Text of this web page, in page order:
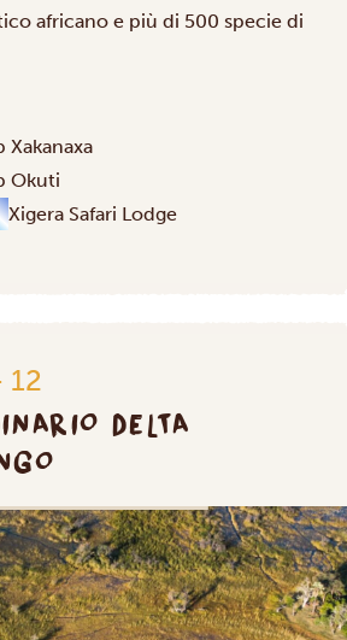
africano e più di 500 specie di
Xakanaxa
Okuti
Xigera Safari Lodge
12
DELTA